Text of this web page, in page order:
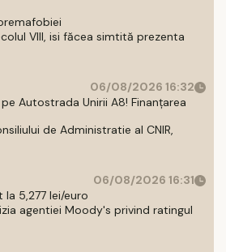
VIII, isi făcea simtită prezenta
06/08/2026 16:32
Autostrada Unirii A8! Finanțarea
de Administratie al CNIR,
06/08/2026 16:31
5,277 lei/euro
agentiei Moody's privind ratingul